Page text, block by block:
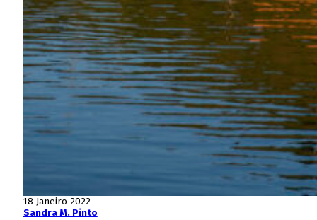
18 Janeiro 2022
Sandra M. Pinto